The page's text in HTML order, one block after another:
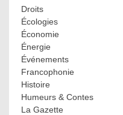
Droits
Écologies
Économie
Énergie
Événements
Francophonie
Histoire
Humeurs & Contes
La Gazette